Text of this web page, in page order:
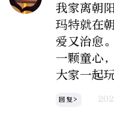
我家离朝
玛特就在
爱又治愈
一颗童心
大家一起
回复>